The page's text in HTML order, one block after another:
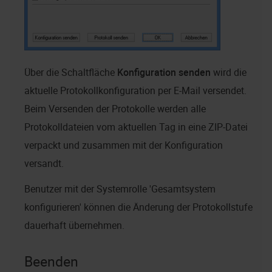
Über die Schaltfläche Konfiguration senden wird die
aktuelle Protokollkonfiguration per E-Mail versendet.
Beim Versenden der Protokolle werden alle
Protokolldateien vom aktuellen Tag in eine ZIP-Datei
verpackt und zusammen mit der Konfiguration
versandt.
Benutzer mit der Systemrolle 'Gesamtsystem
konfigurieren' können die Änderung der Protokollstufe
dauerhaft übernehmen.
Beenden